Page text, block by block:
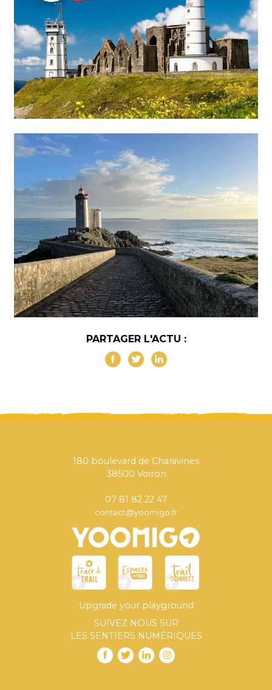
PARTAGER L'ACTU :
180 boulevard de Charavines
38500 Voiron
07 81 82 22 47
contact@yoomigo.fr
Upgrade your playground
SUIVEZ NOUS SUR
LES SENTIERS NUMÉRIQUES